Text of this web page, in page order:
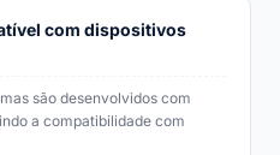
com dispositivos
são desenvolvidos com
a compatibilidade com